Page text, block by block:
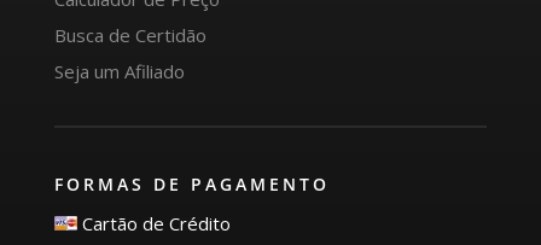
Busca de Certidão
Seja um Afiliado
FORMAS DE PAGAMENTO
Cartão de Crédito